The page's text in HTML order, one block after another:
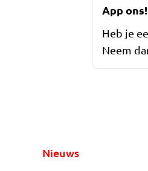
App ons!
Heb je
Neem
Nieuws